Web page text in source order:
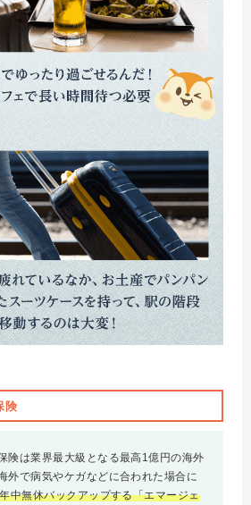
険
険は業界最大級となる最高1億円の海外
外で病気やケガなどに合われた場合に
中無休バックアップする「エマージェ